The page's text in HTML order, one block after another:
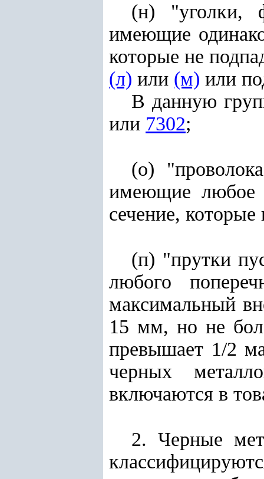
(н) "уголки,
имеющие
которые не
(л) или (м) или
В данную
или 7302;
(о)
имеющие любое
сечение,
(п) "прутки
любого
максимальный
15 мм, но не
превышает 1/2
черных
включаются в
2. Черные